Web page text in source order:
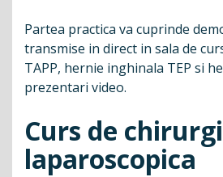
Partea practica va cuprinde
transmise in direct in sala de
TAPP, hernie inghinala TEP si
prezentari video.
Curs de
laparoscopica